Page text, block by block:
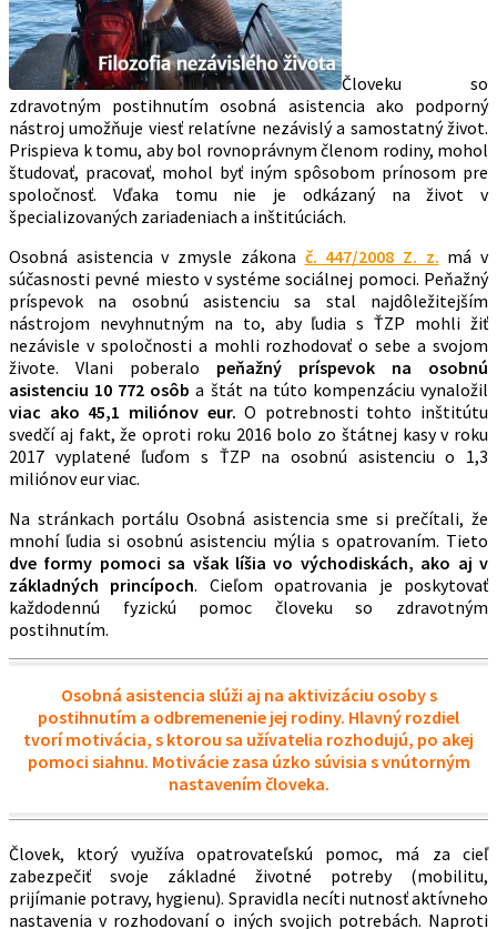
Človeku so
zdravotným postihnutím osobná asistencia ako podporný
nástroj umožňuje viesť relatívne nezávislý a samostatný život.
Prispieva k tomu, aby bol rovnoprávnym členom rodiny, mohol
študovať, pracovať, mohol byť iným spôsobom prínosom pre
spoločnosť. Vďaka tomu nie je odkázaný na život v
špecializovaných zariadeniach a inštitúciách.
Osobná asistencia v zmysle zákona č. 447/2008 Z. z. má v
súčasnosti pevné miesto v systéme sociálnej pomoci. Peňažný
príspevok na osobnú asistenciu sa stal najdôležitejším
nástrojom nevyhnutným na to, aby ľudia s ŤZP mohli žiť
nezávisle v spoločnosti a mohli rozhodovať o sebe a svojom
živote. Vlani poberalo peňažný príspevok na osobnú
asistenciu 10 772 osôba štát na túto kompenzáciu vynaložil
viac ako 45,1 miliónov eur. O potrebnosti tohto inštitútu
svedčí aj fakt, že oproti roku 2016 bolo zo štátnej kasy v roku
2017 vyplatené ľuďom s ŤZP na osobnú asistenciu o 1,3
miliónov eur viac.
Na stránkach portálu Osobná asistencia sme si prečítali, že
mnohí ľudia si osobnú asistenciu mýlia s opatrovaním. Tieto
dve formy pomoci sa však líšia vo východiskách, ako aj v
základných princípoch. Cieľom opatrovania je poskytovať
každodennú fyzickú pomoc človeku so zdravotným
postihnutím.
Osobná asistencia slúži aj na aktivizáciu osoby s
postihnutím a odbremenenie jej rodiny. Hlavný rozdiel
tvorí motivácia, s ktorou sa užívatelia rozhodujú, po akej
pomoci siahnu. Motivácie zasa úzko súvisia s vnútorným
nastavením človeka.
Človek, ktorý využíva opatrovateľskú pomoc, má za cieľ
zabezpečiť svoje základné životné potreby (mobilitu,
prijímanie potravy, hygienu). Spravidla necíti nutnosť aktívneho
nastavenia v rozhodovaní o iných svojich potrebách. Naproti